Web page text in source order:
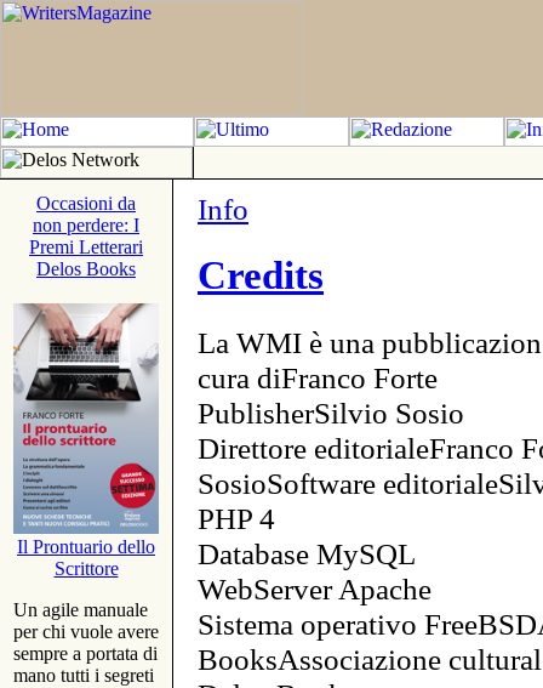
Occasioni da
non perdere: I
Premi Letterari
Delos Books
Il Prontuario dello
Scrittore
Un agile manuale
per chi vuole avere
sempre a portata di
mano tutti i segreti
Info
Credits
La WMI è una
cura diFranco Forte
PublisherSilvio Sosio
Direttore editorialeFranco
SosioSoftware
PHP 4
Database MySQL
WebServer Apache
Sistema operativo
BooksAssociazione